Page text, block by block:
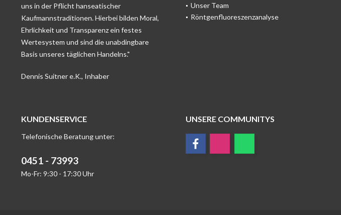
uns in der Pflicht hanseatischer
Kaufmannstraditionen. Hierbei bilden Moral,
Ehrlichkeit und Transparenz ein festes
Wertesystem und sind die unabdingbare
Basis unseres täglichen Handelns."
Dennis Suitner e.K., Inhaber
Unser Team
Röntgenfluoreszenzanalyse
KUNDENSERVICE
Telefonische Beratung unter:
0451 - 73993
Mo-Fr: 9:30 - 17:30 Uhr
UNSERE COMMUNITYS